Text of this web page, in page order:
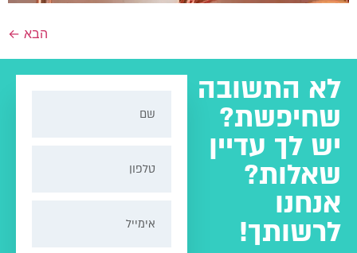
הבא ←
לא התשובה
שחיפשת?
יש לך עדיין
שאלות?
אנחנו
לרשותך!